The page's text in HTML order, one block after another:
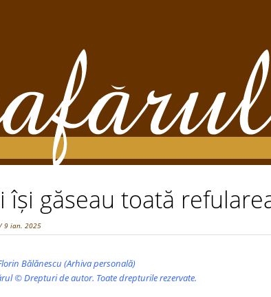
își găseau toată
9 ian. 2025
Bălănescu (Arhiva personală)
© Drepturi de autor. Toate drepturile rezervate.